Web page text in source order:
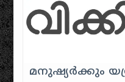
മനുഷ്യർക്കും